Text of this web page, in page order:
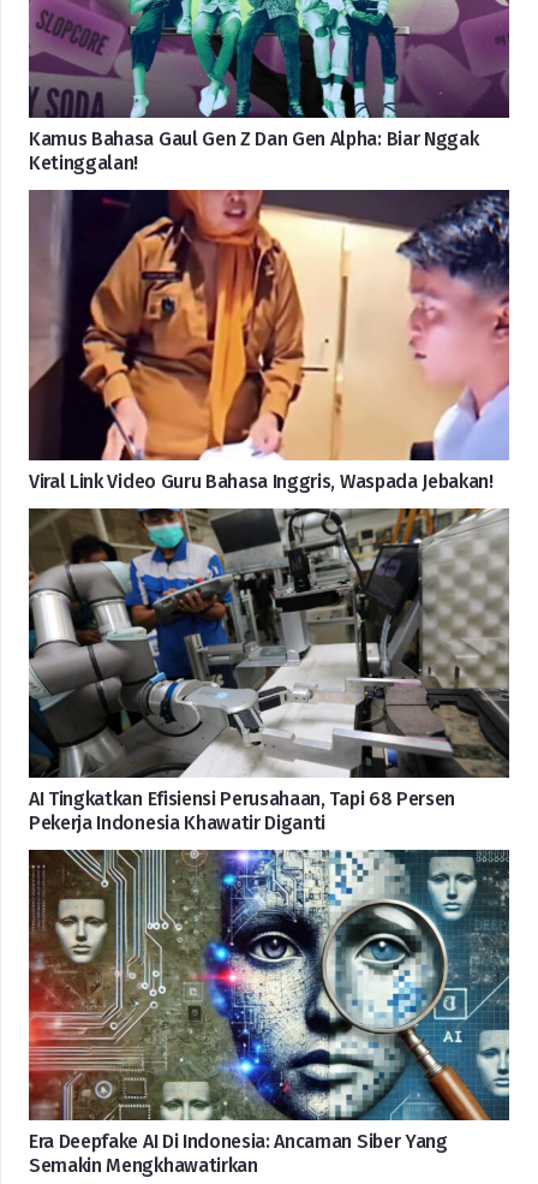
Kamus Bahasa Gaul Gen Z Dan Gen Alpha: Biar Nggak
Ketinggalan!
Viral Link Video Guru Bahasa Inggris, Waspada Jebakan!
AI Tingkatkan Efisiensi Perusahaan, Tapi 68 Persen
Pekerja Indonesia Khawatir Diganti
Era Deepfake AI Di Indonesia: Ancaman Siber Yang
Semakin Mengkhawatirkan